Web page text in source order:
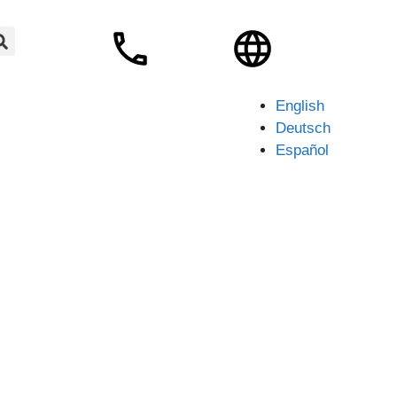
English
Deutsch
Español